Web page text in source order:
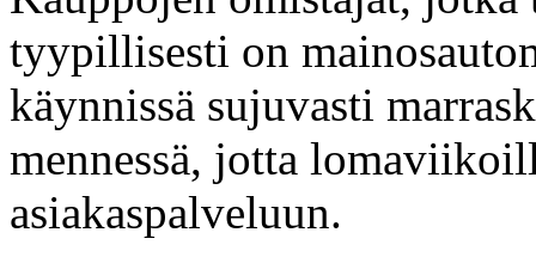
tyypillisesti on
käynnissä sujuvasti
mennessä, jotta
asiakaspalveluun.